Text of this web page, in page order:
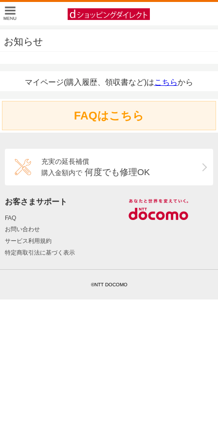
お知らせ
マイページ(購入履歴、領収書など)はこちらから
FAQはこちら
充実の延長補償
購入金額内で 何度でも修理OK
お客さまサポート
FAQ
お問い合わせ
サービス利用規約
特定商取引法に基づく表示
©NTT DOCOMO